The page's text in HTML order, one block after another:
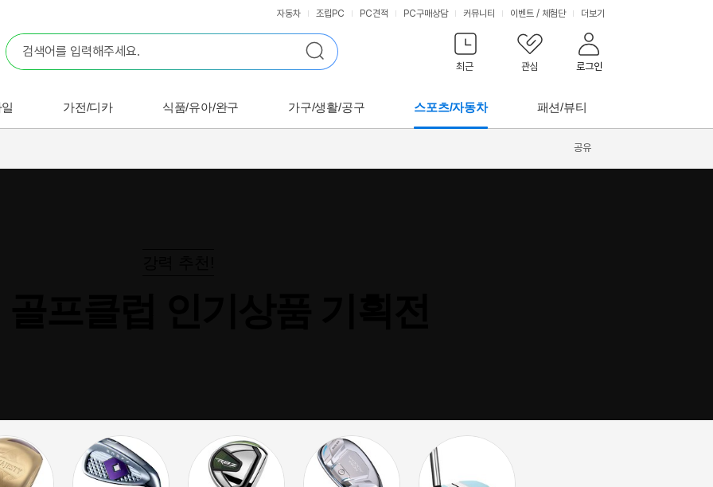
최근 관심 로그인
자동차 조립PC PC견적 PC구매상담 커뮤니티 이벤트 / 체험단 더보기
가전/디카 식품/유아/완구 가구/생활/공구 스포츠/자동차 패션/뷰티
공유